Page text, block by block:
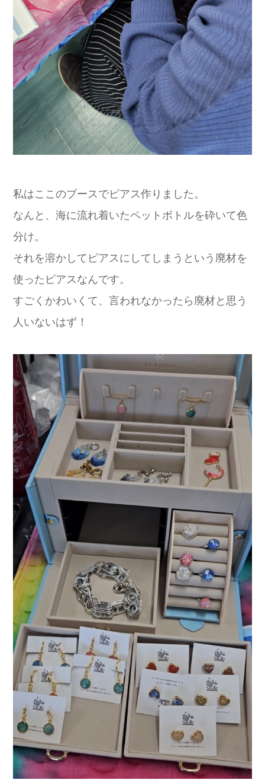
私はここのブースでピアス作りました。
なんと、海に流れ着いたペットボトルを砕いて色
分け。
それを溶かしてピアスにしてしまうという廃材を
使ったピアスなんです。
すごくかわいくて、言われなかったら廃材と思う
人いないはず！